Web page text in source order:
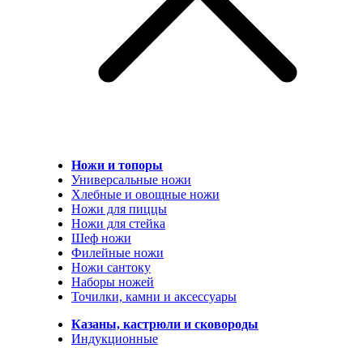
Ножи и топоры
Универсальные ножи
Хлебные и овощные ножи
Ножи для пиццы
Ножи для стейка
Шеф ножи
Филейные ножи
Ножи сантоку
Наборы ножей
Точилки, камни и аксессуары
Казаны, кастрюли и сковороды
Индукционные